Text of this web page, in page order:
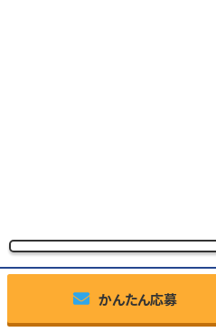
かんたん応募